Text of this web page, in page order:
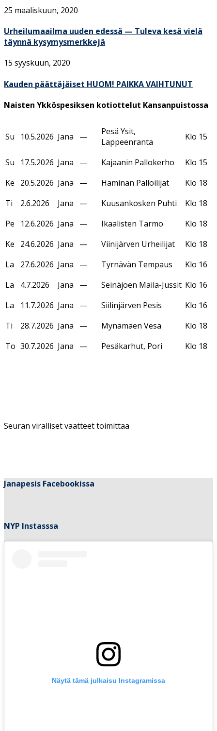
25 maaliskuun, 2020
Urheilumaailma uuden edessä — Tuleva kesä vielä
täynnä kysymysmerkkejä
15 syyskuun, 2020
Kauden päättäjäiset HUOM! PAIKKA VAIHTUNUT
Naisten Ykköspesiksen kotiottelut Kansanpuistossa
Su 10.5.2026 Jana —
Pesä Ysit,
Lappeenranta
Klo 15
Su 17.5.2026 Jana — Kajaanin Pallokerho
Klo 15
Ke
20.5.2026 Jana — Haminan Palloilijat
Klo 18
Ti
2.6.2026 Jana — Kuusankosken Puhti
Klo 18
Pe
12.6.2026 Jana — Ikaalisten Tarmo
Klo 18
Ke
24.6.2026 Jana — Viinijärven Urheilijat
Klo 18
La
27.6.2026 Jana — Tyrnävän Tempaus
Klo 16
La
4.7.2026 Jana — Seinäjoen Maila-Jussit Klo 16
La
11.7.2026 Jana — Siilinjärven Pesis
Klo 16
Ti
28.7.2026 Jana — Mynämäen Vesa
Klo 18
To 30.7.2026 Jana — Pesäkarhut, Pori Klo 18
Seuran viralliset vaatteet toimittaa
Janapesis Facebookissa
NYP Instasssa
Näytä tämä julkaisu Instagramissa